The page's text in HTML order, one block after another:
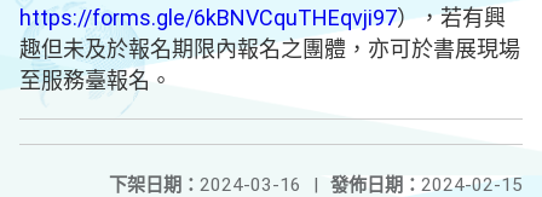
https://forms.gle/6kBNVCquTHEqvji97），若有興
趣但未及於報名期限內報名之團體，亦可於書展現場
至服務臺報名。
發佈日期： 2024-02-15
下架日期： 2024-03-16
|